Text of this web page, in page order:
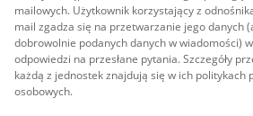
mailowych. Użytkownik korzystający z
mail zgadza się na przetwarzanie jego danych
dobrowolnie podanych danych w wiadomości)
odpowiedzi na przesłane pytania. Szczegóły
każdą z jednostek znajdują się w ich politykach
osobowych.